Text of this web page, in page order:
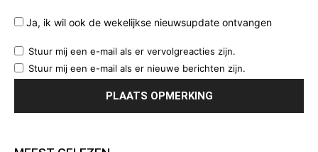
Ja, ik wil ook de wekelijkse nieuwsupdate ontvangen
Stuur mij een e-mail als er vervolgreacties zijn.
Stuur mij een e-mail als er nieuwe berichten zijn.